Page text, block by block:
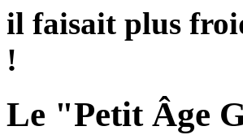
il faisait plus
!
Le "Petit Âge